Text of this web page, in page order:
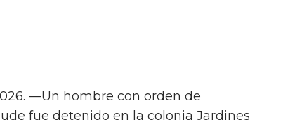
—Un hombre con orden de
fue detenido en la colonia Jardines